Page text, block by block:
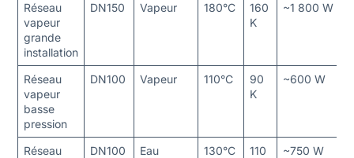
Réseau
vapeur
grande
installation
DN150 Vapeur 180°C
160
K
~1 800 W
Réseau
vapeur
basse
pression
DN100 Vapeur 110°C
90
K
~600 W
Réseau DN100 Eau 130°C 110 ~750 W